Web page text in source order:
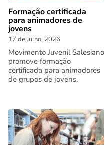
Formação certificada
para animadores de
jovens
17 de Julho, 2026
Movimento Juvenil Salesiano
promove formação
certificada para animadores
de grupos de jovens.